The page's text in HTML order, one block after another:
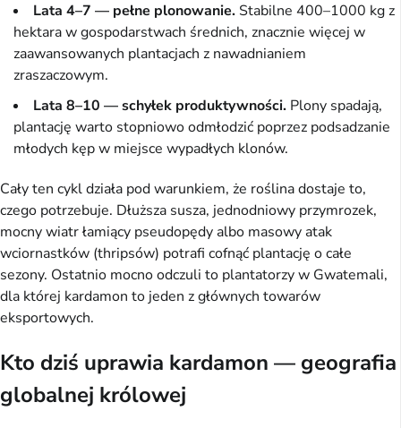
Lata 4–7 — pełne plonowanie. Stabilne 400–1000 kg z
hektara w gospodarstwach średnich, znacznie więcej w
zaawansowanych plantacjach z nawadnianiem
zraszaczowym.
Lata 8–10 — schyłek produktywności. Plony spadają,
plantację warto stopniowo odmłodzić poprzez podsadzanie
młodych kęp w miejsce wypadłych klonów.
Cały ten cykl działa pod warunkiem, że roślina dostaje to,
czego potrzebuje. Dłuższa susza, jednodniowy przymrozek,
mocny wiatr łamiący pseudopędy albo masowy atak
wciornastków (thripsów) potrafi cofnąć plantację o całe
sezony. Ostatnio mocno odczuli to plantatorzy w Gwatemali,
dla której kardamon to jeden z głównych towarów
eksportowych.
Kto dziś uprawia kardamon — geografia
globalnej królowej